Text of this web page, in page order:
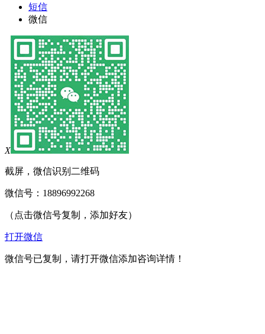
短信
微信
X
截屏，微信识别二维码
微信号： 18896992268
（点击微信号复制，添加好友）
打开微信
微信号已复制，请打开微信添加咨询详情！